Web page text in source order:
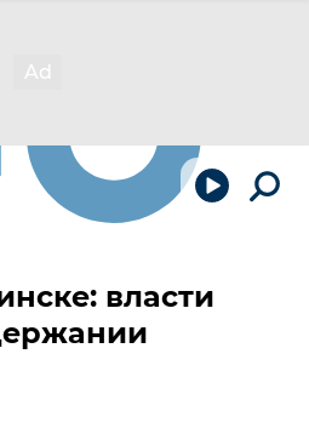
власти